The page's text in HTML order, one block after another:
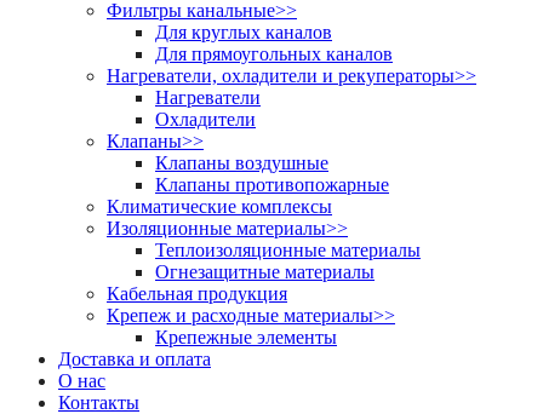
Фильтры канальные>>
Для круглых каналов
Для прямоугольных каналов
Нагреватели, охладители и рекуператоры>>
Нагреватели
Охладители
Клапаны>>
Клапаны воздушные
Клапаны противопожарные
Климатические комплексы
Изоляционные материалы>>
Теплоизоляционные материалы
Огнезащитные материалы
Кабельная продукция
Крепеж и расходные материалы>>
Крепежные элементы
Доставка и оплата
О нас
Контакты